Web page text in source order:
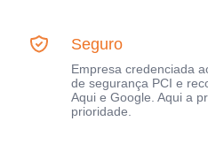
Seguro
Empresa credenciada
de segurança PCI e
Aqui e Google. Aqui a
prioridade.